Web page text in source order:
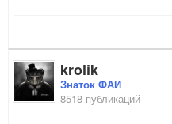
krolik
Знаток ФАИ
8518 публикаций